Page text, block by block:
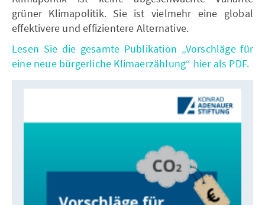
grüner Klimapolitik. Sie ist vielmehr eine global
effektivere und effizientere Alternative.
Lesen Sie die gesamte Publikation „Vorschläge für
eine neue bürgerliche Klimaerzählung“ hier als PDF.